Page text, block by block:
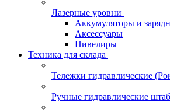
Лазерные уровни
Аккумуляторы и
Аксессуары
Нивелиры
Техника для склада
Тележки гидравлические
Ручные гидравлические